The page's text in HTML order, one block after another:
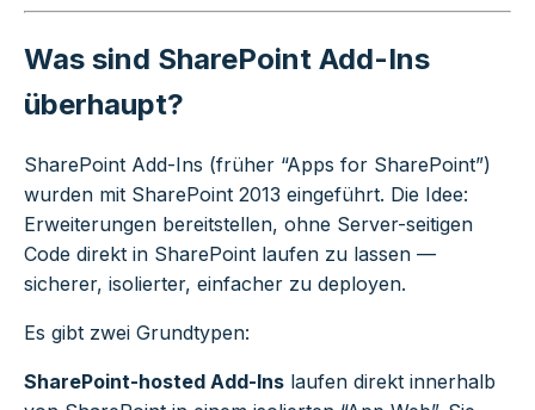
Was sind SharePoint Add-Ins
überhaupt?
SharePoint Add-Ins (früher “Apps for SharePoint”)
wurden mit SharePoint 2013 eingeführt. Die Idee:
Erweiterungen bereitstellen, ohne Server-seitigen
Code direkt in SharePoint laufen zu lassen —
sicherer, isolierter, einfacher zu deployen.
Es gibt zwei Grundtypen:
SharePoint-hosted Add-Ins laufen direkt innerhalb